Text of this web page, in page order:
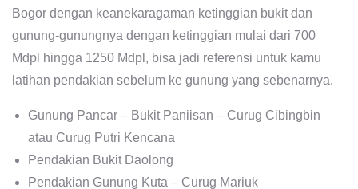
Bogor dengan keanekaragaman ketinggian bukit dan
gunung-gunungnya dengan ketinggian mulai dari 700
Mdpl hingga 1250 Mdpl, bisa jadi referensi untuk kamu
latihan pendakian sebelum ke gunung yang sebenarnya.
Gunung Pancar – Bukit Paniisan – Curug Cibingbin
atau Curug Putri Kencana
Pendakian Bukit Daolong
Pendakian Gunung Kuta – Curug Mariuk